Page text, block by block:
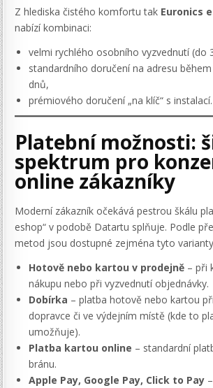
Z hlediska čistého komfortu tak Euronics
nabízí kombinaci:
velmi rychlého osobního vyzvednutí (do
standardního doručení na adresu
dnů,
prémiového doručení „na klíč“ s instalací.
Platební možnosti:
spektrum pro
online zákazníky
Moderní zákazník očekává pestrou škálu
eshop“ v podobě Datartu splňuje. Podle
metod jsou dostupné zejména tyto
Hotově nebo kartou v prodejně – při
nákupu nebo při vyzvednutí objednávky.
Dobírka – platba hotově nebo kartou
dopravce či ve výdejním místě (kde to
umožňuje).
Platba kartou online – standardní
bránu.
Apple Pay, Google Pay, Click to Pay